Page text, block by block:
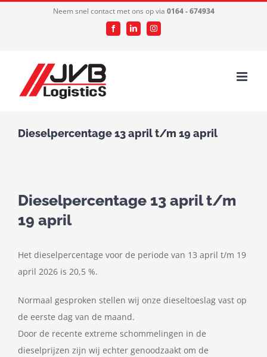
Neem snel contact met ons op via 0164 - 674934
FacebookLinkedInInstagram
Dieselpercentage 13 april t/m 19 april
Dieselpercentage 13 april t/m
19 april
Het dieselpercentage voor de periode van 13 april t/m 19
april 2026 is 20,5 %.
Normaal gesproken stellen wij onze dieseltoeslag vast op
de eerste dag van de maand.
Door de recente extreme schommelingen in de
dieselprijzen zijn wij echter genoodzaakt om de